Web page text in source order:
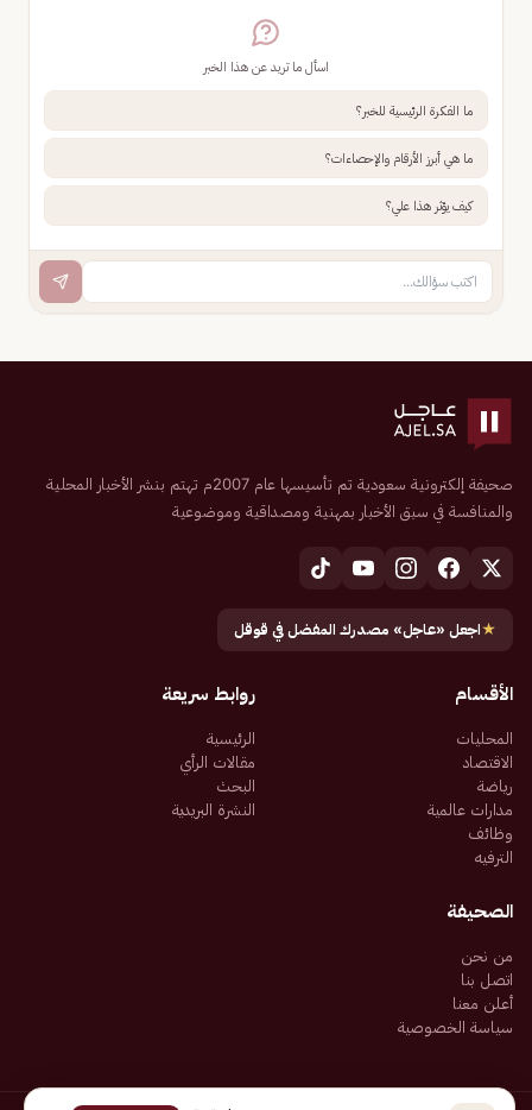
اسأل ما تريد عن هذا الخبر
ما الفكرة الرئيسية للخبر؟
ما هي أبرز الأرقام والإحصاءات؟
كيف يؤثر هذا علي؟
صحيفة إلكترونية سعودية تم تأسيسها عام 2007م تهتم بنشر الأخبار المحلية
والمنافسة في سبق الأخبار بمهنية ومصداقية وموضوعية
★اجعل «عاجل» مصدرك المفضل في قوقل
الأقسام
المحليات
الاقتصاد
رياضة
مدارات عالمية
وظائف
الترفيه
روابط سريعة
الرئيسية
مقالات الرأي
البحث
النشرة البريدية
الصحيفة
من نحن
اتصل بنا
أعلن معنا
سياسة الخصوصية